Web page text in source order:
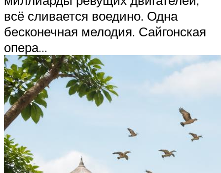
всё сливается воедино. Одна
бесконечная мелодия. Сайгонская
опера…